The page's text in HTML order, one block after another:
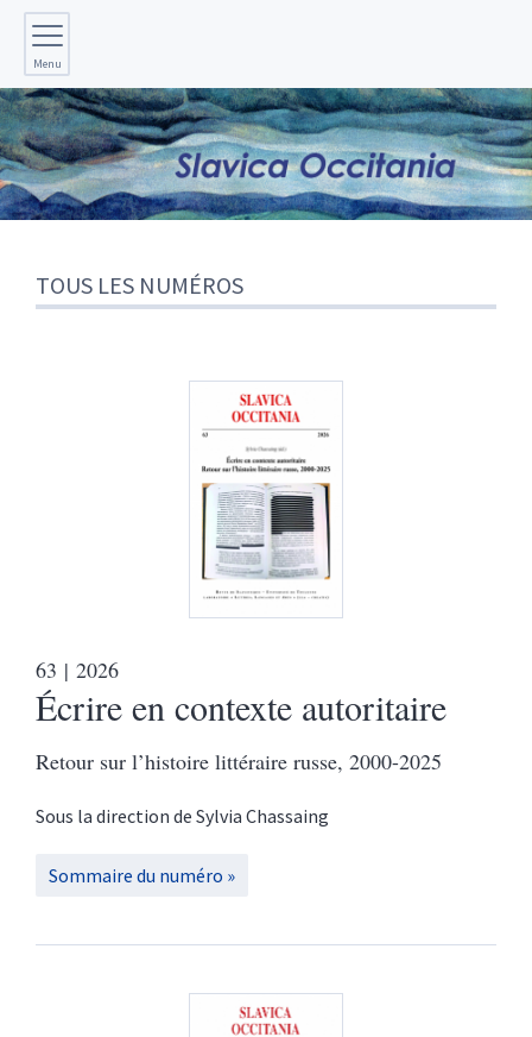
Menu
TOUS LES NUMÉROS
63 | 2026
Écrire en contexte autoritaire
Retour sur l’histoire littéraire russe, 2000-2025
Sous la direction de Sylvia Chassaing
Sommaire du numéro